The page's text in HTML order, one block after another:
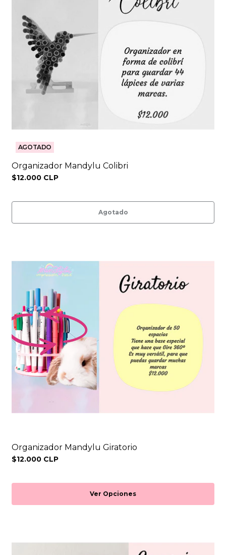
AGOTADO
Organizador Mandylu Colibri
$12.000 CLP
Agotado
Organizador Mandylu Giratorio
$12.000 CLP
Ver Opciones